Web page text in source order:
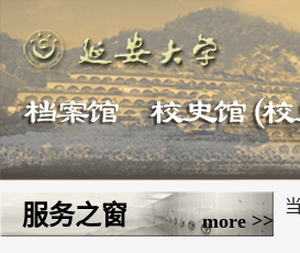
服务之窗 more >>